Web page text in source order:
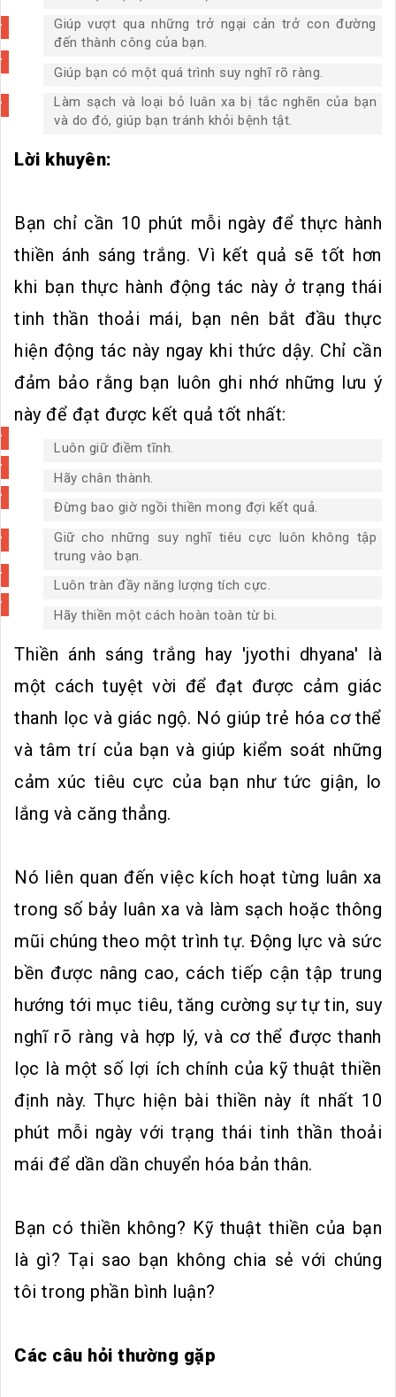
Giúp vượt qua những trở ngại cản trở con đường
đến thành công của bạn.
Giúp bạn có một quá trình suy nghĩ rõ ràng.
Làm sạch và loại bỏ luân xa bị tắc nghẽn của bạn
và do đó, giúp bạn tránh khỏi bệnh tật.
Lời khuyên:
Bạn chỉ cần 10 phút mỗi ngày để thực hành
thiền ánh sáng trắng. Vì kết quả sẽ tốt hơn
khi bạn thực hành động tác này ở trạng thái
tinh thần thoải mái, bạn nên bắt đầu thực
hiện động tác này ngay khi thức dậy. Chỉ cần
đảm bảo rằng bạn luôn ghi nhớ những lưu ý
này để đạt được kết quả tốt nhất:
Luôn giữ điềm tĩnh.
Hãy chân thành.
Đừng bao giờ ngồi thiền mong đợi kết quả.
Giữ cho những suy nghĩ tiêu cực luôn không tập
trung vào bạn.
Luôn tràn đầy năng lượng tích cực.
Hãy thiền một cách hoàn toàn từ bi.
Thiền ánh sáng trắng hay 'jyothi dhyana' là
một cách tuyệt vời để đạt được cảm giác
thanh lọc và giác ngộ. Nó giúp trẻ hóa cơ thể
và tâm trí của bạn và giúp kiểm soát những
cảm xúc tiêu cực của bạn như tức giận, lo
lắng và căng thẳng.
Nó liên quan đến việc kích hoạt từng luân xa
trong số bảy luân xa và làm sạch hoặc thông
mũi chúng theo một trình tự. Động lực và sức
bền được nâng cao, cách tiếp cận tập trung
hướng tới mục tiêu, tăng cường sự tự tin, suy
nghĩ rõ ràng và hợp lý, và cơ thể được thanh
lọc là một số lợi ích chính của kỹ thuật thiền
định này. Thực hiện bài thiền này ít nhất 10
phút mỗi ngày với trạng thái tinh thần thoải
mái để dần dần chuyển hóa bản thân.
Bạn có thiền không? Kỹ thuật thiền của bạn
là gì? Tại sao bạn không chia sẻ với chúng
tôi trong phần bình luận?
Các câu hỏi thường gặp